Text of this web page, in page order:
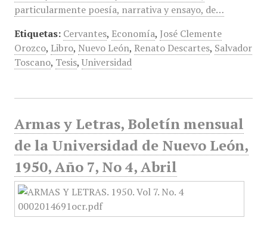
particularmente poesía, narrativa y ensayo, de…
Etiquetas: Cervantes, Economía, José Clemente
Orozco, Libro, Nuevo León, Renato Descartes, Salvador
Toscano, Tesis, Universidad
Armas y Letras, Boletín mensual
de la Universidad de Nuevo León,
1950, Año 7, No 4, Abril